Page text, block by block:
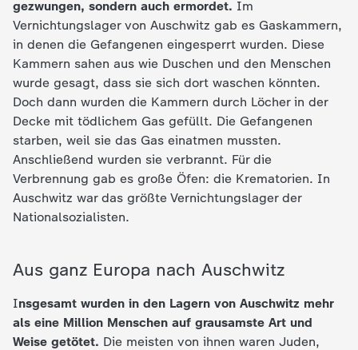
gezwungen, sondern auch ermordet. Im
Vernichtungslager von Auschwitz gab es Gaskammern,
in denen die Gefangenen eingesperrt wurden. Diese
Kammern sahen aus wie Duschen und den Menschen
wurde gesagt, dass sie sich dort waschen könnten.
Doch dann wurden die Kammern durch Löcher in der
Decke mit tödlichem Gas gefüllt. Die Gefangenen
starben, weil sie das Gas einatmen mussten.
Anschließend wurden sie verbrannt. Für die
Verbrennung gab es große Öfen: die Krematorien. In
Auschwitz war das größte Vernichtungslager der
Nationalsozialisten.
Aus ganz Europa nach Auschwitz
Insgesamt wurden in den Lagern von Auschwitz mehr
als eine Million Menschen auf grausamste Art und
Weise getötet. Die meisten von ihnen waren Juden,